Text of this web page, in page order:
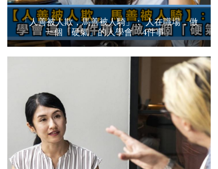
「人善被人欺，馬善被人騎」： 人在職場，做
一個「硬氣」的人學會「4件事」